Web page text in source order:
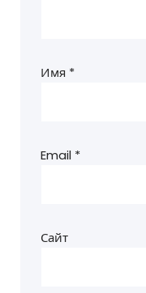
Имя *
Email *
Сайт